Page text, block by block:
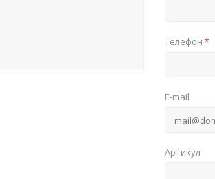
Телефон *
E-mail
Артикул